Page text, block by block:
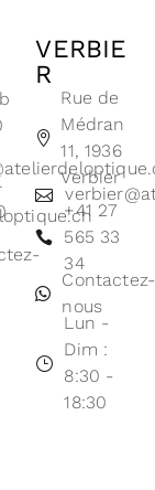
VERBIE
R
Rue de
Médran
11, 1936
Verbier
+41 27
565 33
34
Contactez-
nous
Lun -
Dim :
8:30 -
18:30